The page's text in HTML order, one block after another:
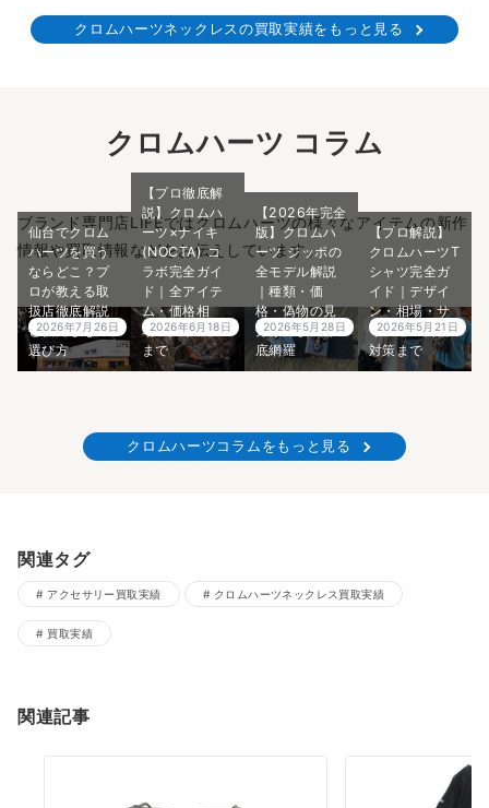
クロムハーツネックレスの買取実績をもっと見る
クロムハーツ コラム
ブランド専門店LIFEではクロムハーツの様々なアイテムの新作
情報や買取情報などをお伝えしています。
仙台でクロム
ハーツを買う
ならどこ？プ
ロが教える取
扱店徹底解説
と後悔しない
選び方
2026年7月26日
【プロ徹底解
説】クロムハ
ーツ×ナイキ
(NOCTA) コ
ラボ完全ガイ
ド｜全アイテ
ム・価格相
場・入手方法
まで
2026年6月18日
【2026年完全
版】クロムハ
ーツ ジッポの
全モデル解説
｜種類・価
格・偽物の見
分け方まで徹
底網羅
2026年5月28日
【プロ解説】
クロムハーツT
シャツ完全ガ
イド｜デザイ
ン・相場・サ
イズ感・偽物
対策まで
2026年5月21日
クロムハーツコラムをもっと見る
関連タグ
アクセサリー買取実績 クロムハーツネックレス買取実績
買取実績
関連記事